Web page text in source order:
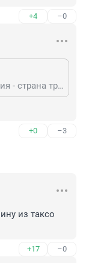
+4 –0
Уже бесполезно. Поезд ушёл. Россия - страна третьего мира, смирись
+0 –3
из таксо
+17 –0